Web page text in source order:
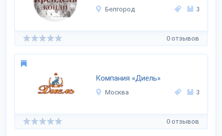
Белгород 3
0 отзывов
Компания «Диель»
Москва 3
0 отзывов